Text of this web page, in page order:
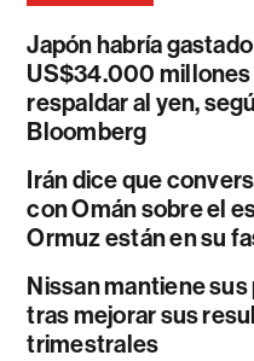
Japón habría
US$34.000 millones
respaldar al yen,
Bloomberg
Irán dice que
con Omán sobre el
Ormuz están en su
Nissan mantiene
tras mejorar sus
trimestrales